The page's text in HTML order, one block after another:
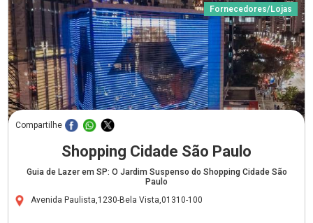
Fornecedores/Lojas
Compartilhe
Shopping Cidade São Paulo
Guia de Lazer em SP: O Jardim Suspenso do Shopping Cidade São
Paulo
Avenida Paulista,1230-Bela Vista,01310-100